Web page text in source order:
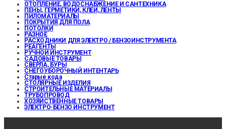
ОТОПЛЕНИЕ, ВОДОСНАБЖЕНИЕ И САНТЕХНИКА
ПЕНЫ, ГЕРМЕТИКИ, КЛЕИ, ЛЕНТЫ
ПИЛОМАТЕРИАЛЫ
ПОКРЫТИЯ ДЛЯ ПОЛА
ПОТОЛКИ
РАЗНОЕ
РАСХОДНИКИ ДЛЯ ЭЛЕКТРО / БЕНЗОИНСТРУМЕНТА
РЕАГЕНТЫ
РУЧНОЙ ИНСТРУМЕНТ
САДОВЫЕ ТОВАРЫ
СВЕРЛА, БУРЫ
СНЕГОУБОРОЧНЫЙ ИНТЕНТАРЬ
Старые кода
СТОЛЯРНЫЕ ИЗДЕЛИЯ
СТРОИТЕЛЬНЫЕ МАТЕРИАЛЫ
ТРУБОПРОВОД
ХОЗЯЙСТВЕННЫЕ ТОВАРЫ
ЭЛЕКТРО-БЕНЗО ИНСТРУМЕНТ